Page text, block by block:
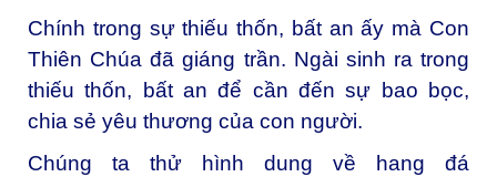
Chính trong sự thiếu thốn, bất an ấy mà Con
Thiên Chúa đã giáng trần. Ngài sinh ra trong
thiếu thốn, bất an để cần đến sự bao bọc,
chia sẻ yêu thương của con người.
Chúng ta thử hình dung về hang đá